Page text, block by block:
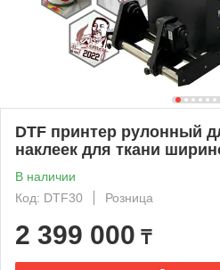
DTF принтер рулонный
наклеек для ткани
В наличии
Код: DTF30
Розница
2 399 000 ₸